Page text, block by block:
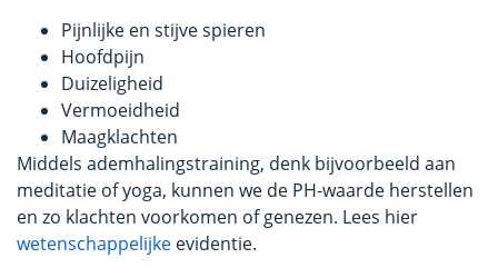
Pijnlijke en stijve spieren
Hoofdpijn
Duizeligheid
Vermoeidheid
Maagklachten
Middels ademhalingstraining, denk bijvoorbeeld aan
meditatie of yoga, kunnen we de PH-waarde herstellen
en zo klachten voorkomen of genezen. Lees hier
wetenschappelijke evidentie.